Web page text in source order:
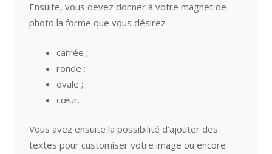
Ensuite, vous devez donner à votre magnet de
photo la forme que vous désirez :
carrée ;
ronde ;
ovale ;
cœur.
Vous avez ensuite la possibilité d’ajouter des
textes pour customiser votre image ou encore